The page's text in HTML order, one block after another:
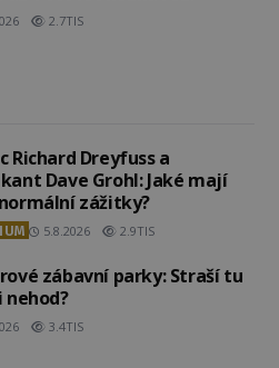
2.7TIS
Richard Dreyfuss a
Dave Grohl: Jaké mají
zážitky?
5.8.2026 2.9TIS
zábavní parky: Straší tu
nehod?
3.4TIS